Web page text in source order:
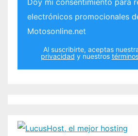
electrónicos promocionales
Motosonline.net
Al suscribirte, aceptas
privacidad y nuestros